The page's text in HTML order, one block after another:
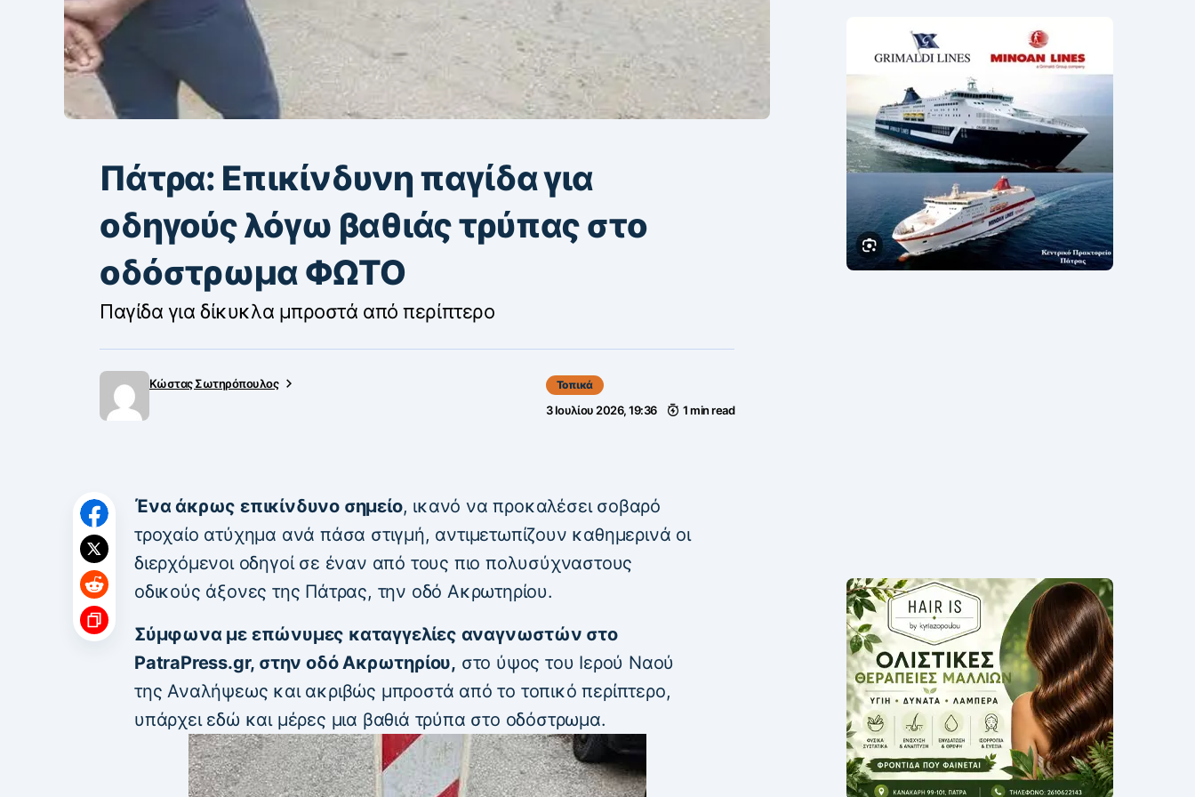
Πάτρα: Επικίνδυνη παγίδα για
οδηγούς λόγω βαθιάς τρύπας στο
οδόστρωμα ΦΩΤΟ
Παγίδα για δίκυκλα μπροστά από περίπτερο
Κώστας Σωτηρόπουλος Τοπικά
3 Ιουλίου 2026, 19:36 1 min read
Ένα άκρως επικίνδυνο σημείο, ικανό να προκαλέσει σοβαρό
τροχαίο ατύχημα ανά πάσα στιγμή, αντιμετωπίζουν καθημερινά οι
διερχόμενοι οδηγοί σε έναν από τους πιο πολυσύχναστους
οδικούς άξονες της Πάτρας, την οδό Ακρωτηρίου.
Σύμφωνα με επώνυμες καταγγελίες αναγνωστών στο
PatraPress.gr, στην οδό Ακρωτηρίου, στο ύψος του Ιερού Ναού
της Αναλήψεως και ακριβώς μπροστά από το τοπικό περίπτερο,
υπάρχει εδώ και μέρες μια βαθιά τρύπα στο οδόστρωμα.